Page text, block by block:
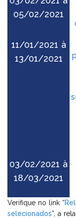
05/02/2021
11/01/2021 à
13/01/2021
03/02/2021 à
18/03/2021
Verifique no link “
selecionados”, a